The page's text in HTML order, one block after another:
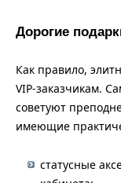
Дорогие
Как правило,
VIP-заказчикам.
советуют
имеющие
статусные